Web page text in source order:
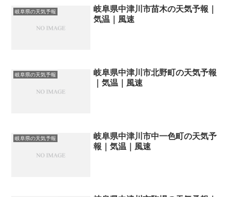
岐阜県の天気予報
岐阜県中津川市苗木の天気予報｜
気温｜風速
岐阜県の天気予報
岐阜県中津川市北野町の天気予報
｜気温｜風速
岐阜県の天気予報
岐阜県中津川市中一色町の天気予
報｜気温｜風速